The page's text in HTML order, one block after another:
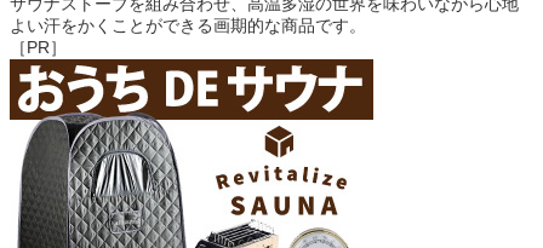
サウナストーブを組み合わせ、高温多湿の世界を味わいながら心地
よい汗をかくことができる画期的な商品です。
［PR］